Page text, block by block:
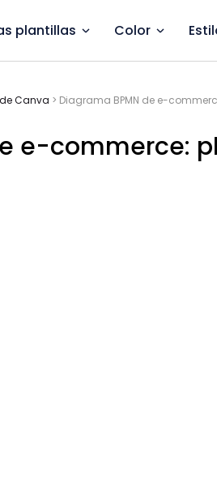
plantillas Color
Canva > Diagrama BPMN de e-
e-commerce: